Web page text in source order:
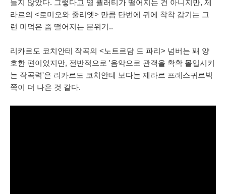
들지 않았다. 그렇다고 영 퀄러티가 떨어지는 건 아니지만, 제
라르의 <로미오와 줄리엣> 만큼 단번에 귀에 착착 감기는 그
런 미덕은 좀 떨어지는 분위기..
리카르도 코치안테 작곡의 <노트르담 드 파리> 넘버는 꽤 양
호한 편이었지만, 전반적으로 '음악으로 관객을 확확 몰입시키
는 작곡력'은 리카르도 코치안테 보다는 제라르 프레스귀르빅
쪽이 더 나은 것 같다.